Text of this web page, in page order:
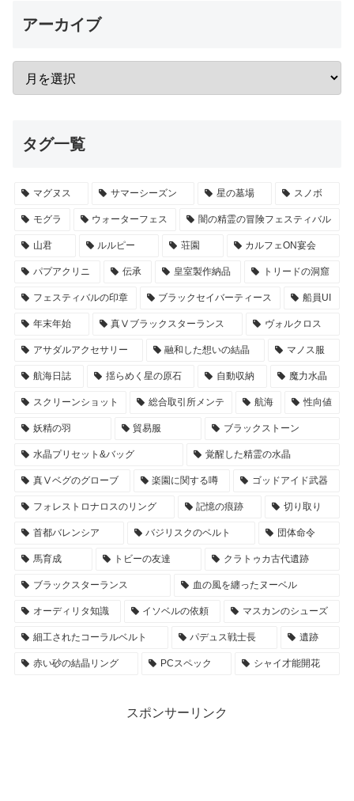
アーカイブ
タグ一覧
マグヌス サマーシーズン 星の墓場 スノボ
モグラ ウォーターフェス 闇の精霊の冒険フェスティバル
山君 ルルピー 荘園 カルフェON宴会
パプアクリニ 伝承 皇室製作納品 トリードの洞窟
フェスティバルの印章 ブラックセイバーティース 船員UI
年末年始 真Ⅴブラックスターランス ヴォルクロス
アサダルアクセサリー 融和した想いの結晶 マノス服
航海日誌 揺らめく星の原石 自動収納 魔力水晶
スクリーンショット 総合取引所メンテ 航海 性向値
妖精の羽 貿易服 ブラックストーン
水晶プリセット&バッグ 覚醒した精霊の水晶
真Ⅴベグのグローブ 楽園に関する噂 ゴッドアイド武器
フォレストロナロスのリング 記憶の痕跡 切り取り
首都バレンシア バジリスクのベルト 団体命令
馬育成 トビーの友達 クラトゥカ古代遺跡
ブラックスターランス 血の風を纏ったヌーベル
オーディリタ知識 イソベルの依頼 マスカンのシューズ
細工されたコーラルベルト パデュス戦士長 遺跡
赤い砂の結晶リング PCスペック シャイ才能開花
スポンサーリンク